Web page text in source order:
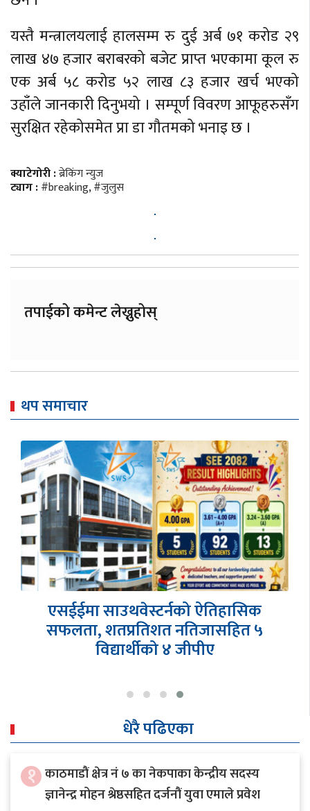
यस्तै मन्त्रालयलाई हालसम्म रु दुई अर्ब ७१ करोड २९
लाख ४७ हजार बराबरको बजेट प्राप्त भएकामा कूल रु
एक अर्ब ५८ करोड ५२ लाख ८३ हजार खर्च भएको
उहाँले जानकारी दिनुभयो । सम्पूर्ण विवरण आफूहरुसँग
सुरक्षित रहेकोसमेत प्रा डा गौतमको भनाइ छ ।
क्याटेगोरी :ब्रेकिंग न्युज
ट्याग :#breaking,#जुलुस
तपाईको कमेन्ट लेख्नुहोस्
थप समाचार
एसईईमा साउथवेस्टर्नको ऐतिहासिक
सफलता, शतप्रतिशत नतिजासहित ५
विद्यार्थीको ४ जीपीए
धेरै पढिएका
१ काठमाडौं क्षेत्र नं ७ का नेकपाका केन्द्रीय सदस्य
ज्ञानेन्द्र मोहन श्रेष्ठसहित दर्जनौं युवा एमाले प्रवेश